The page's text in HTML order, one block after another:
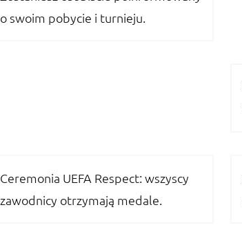
o swoim pobycie i turnieju.
Ceremonia UEFA Respect: wszyscy
zawodnicy otrzymają medale.